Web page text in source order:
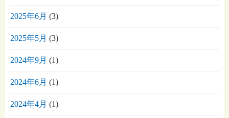
2025年6月 (3)
2025年5月 (3)
2024年9月 (1)
2024年6月 (1)
2024年4月 (1)